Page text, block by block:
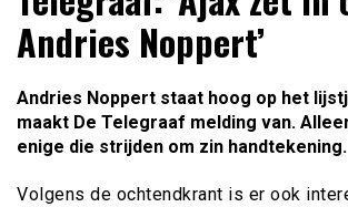
Andries Noppert’
Andries Noppert staat hoog op het
maakt De Telegraaf melding van.
enige die strijden om zin handtekening.
Volgens de ochtendkrant is er ook